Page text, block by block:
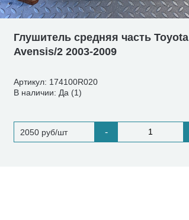
Глушитель средняя часть Toyota
Avensis/2 2003-2009
Артикул: 174100R020
В наличии: Да (1)
2050 руб/шт -